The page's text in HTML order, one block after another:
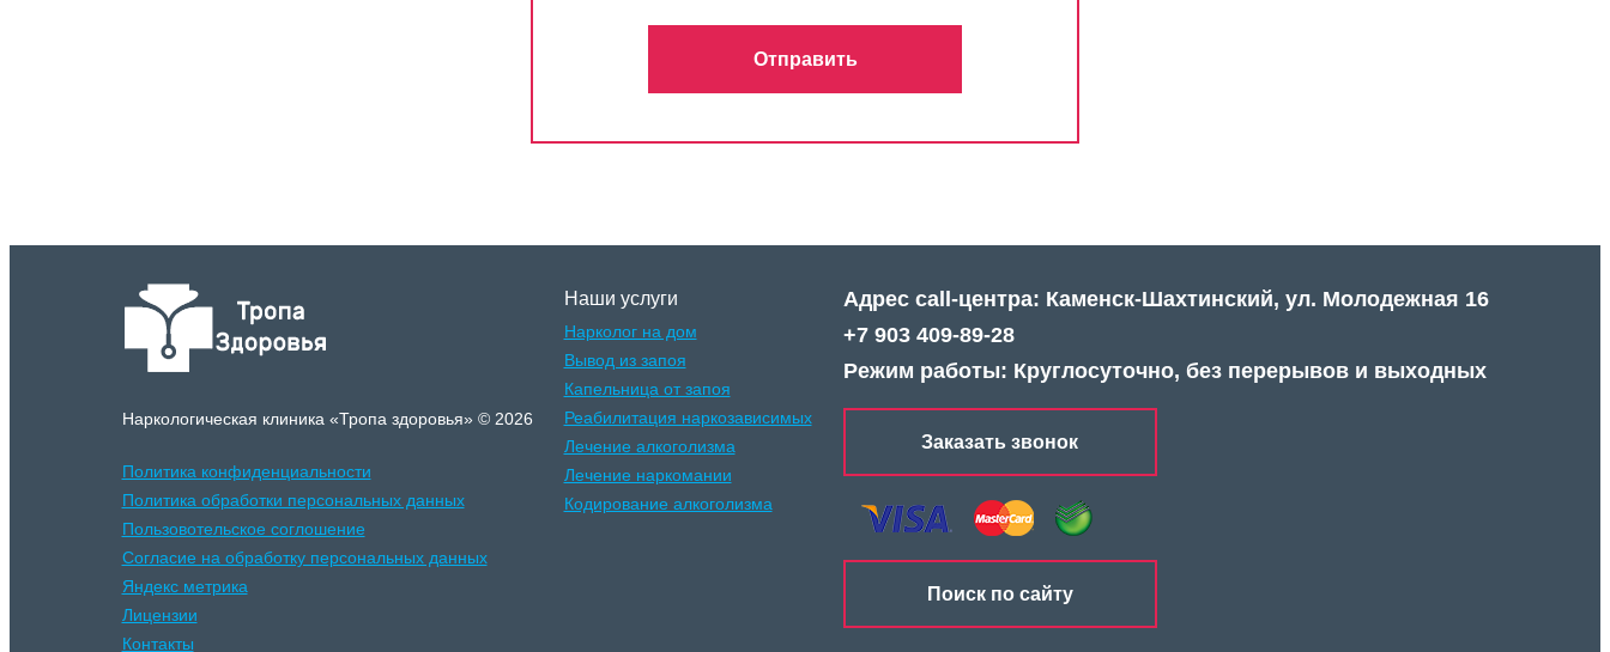
Отправить
Наркологическая клиника «Тропа здоровья» © 2026
Политика конфиденциальности
Политика обработки персональных данных
Пользовотельское соглошение
Согласие на обработку персональных данных
Яндекс метрика
Лицензии
Контакты
Наши услуги
Нарколог на дом
Вывод из запоя
Капельница от запоя
Реабилитация наркозависимых
Лечение алкоголизма
Лечение наркомании
Кодирование алкоголизма
Адрес call-центра: Каменск-Шахтинский, ул. Молодежная 16
+7 903 409-89-28
Режим работы: Круглосуточно, без перерывов и выходных
Заказать звонок
Поиск по сайту